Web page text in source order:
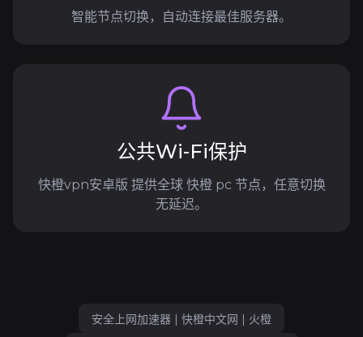
智能节点切换，自动连接最佳服务器。
公共Wi-Fi保护
快橙vpn安卓版 提供全球 快橙 pc 节点，任意切换
无延迟。
安全上网加速器 | 快橙中文网 | 火橙